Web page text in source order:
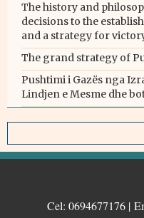
The history and
decisions to the
and a strategy for
The grand strategy of
Pushtimi i Gazës nga
Lindjen e Mesme dhe
Cel: 0694677176 |